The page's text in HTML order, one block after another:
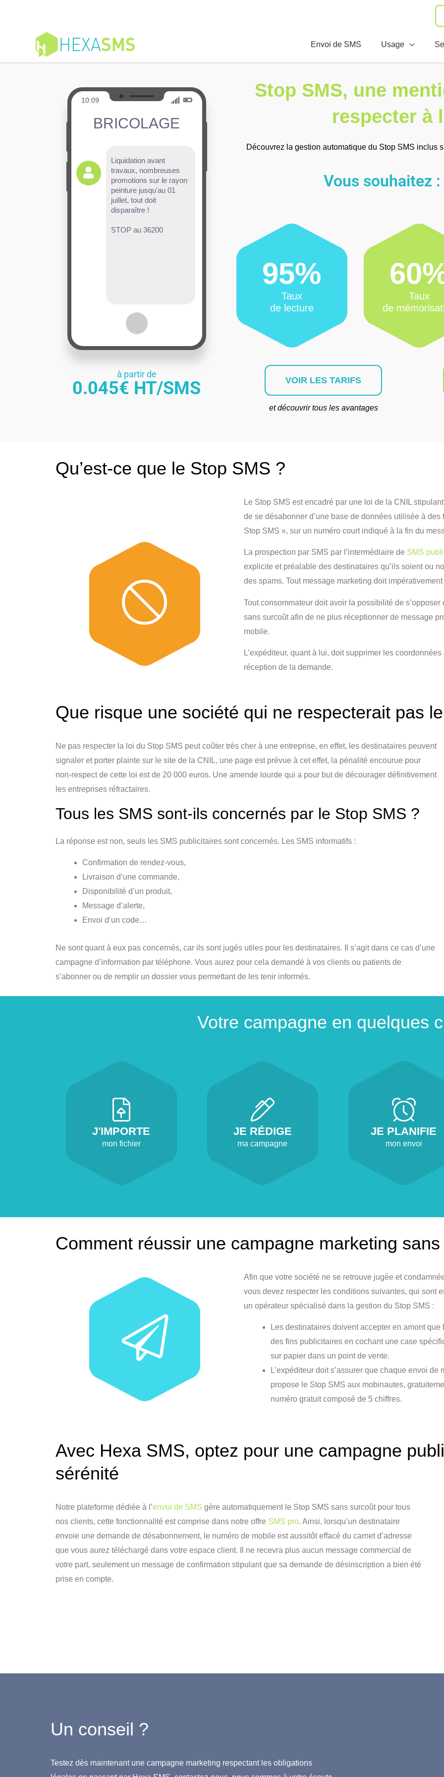
Envoi de SMS Usage
10:09
BRICOLAGE
Liquidation avant
travaux, nombreuses
promotions sur le rayon
peinture jusqu'au 01
juillet, tout doit
disparaître !
STOP au 36200
à partir de
0.045€ HT/SMS
Stop SMS, une
respecter à
Découvrez la gestion automatique du Stop SMS inclus
Vous
95%
Taux
de lecture
Taux
de
VOIR LES TARIFS
et découvrir tous les avantages
Qu’est-ce que le Stop SMS ?
Le Stop SMS est encadré par une loi de la CNIL
de se désabonner d’une base de données utilisée à
Stop SMS », sur un numéro court indiqué à la fin du
La prospection par SMS par l’intermédiaire de SMS
explicite et préalable des destinataires qu’ils soient ou
des spams. Tout message marketing doit
Tout consommateur doit avoir la possibilité de
sans surcoût afin de ne plus réceptionner de message
mobile.
L’expéditeur, quant à lui, doit supprimer les
réception de la demande.
Que risque une société qui ne respecterait pas
Ne pas respecter la loi du Stop SMS peut coûter très cher à une entreprise, en effet, les destinataires peuvent
signaler et porter plainte sur le site de la CNIL, une page est prévue à cet effet, la pénalité encourue pour
non-respect de cette loi est de 20 000 euros. Une amende lourde qui a pour but de décourager définitivement
les entreprises réfractaires.
Tous les SMS sont-ils concernés par le Stop SMS ?
La réponse est non, seuls les SMS publicitaires sont concernés. Les SMS informatifs :
Confirmation de rendez-vous,
Livraison d’une commande,
Disponibilité d’un produit,
Message d’alerte,
Envoi d’un code…
Ne sont quant à eux pas concernés, car ils sont jugés utiles pour les destinataires. Il s’agit dans ce cas d’une
campagne d’information par téléphone. Vous aurez pour cela demandé à vos clients ou patients de
s’abonner ou de remplir un dossier vous permettant de les tenir informés.
Votre campagne en quelques
J'IMPORTE
mon fichier
JE RÉDIGE
ma campagne
JE PLANIFIE
mon envoi
Comment réussir une campagne marketing
Afin que votre société ne se retrouve jugée et
vous devez respecter les conditions suivantes, qui sont
un opérateur spécialisé dans la gestion du Stop SMS :
Les destinataires doivent accepter en amont
des fins publicitaires en cochant une case
sur papier dans un point de vente.
L’expéditeur doit s’assurer que chaque envoi
propose le Stop SMS aux mobinautes,
numéro gratuit composé de 5 chiffres.
Avec Hexa SMS, optez pour une campagne
sérénité
Notre plateforme dédiée à l’envoi de SMS gère automatiquement le Stop SMS sans surcoût pour tous
nos clients, cette fonctionnalité est comprise dans notre offre SMS pro. Ainsi, lorsqu’un destinataire
envoie une demande de désabonnement, le numéro de mobile est aussitôt effacé du carnet d’adresse
que vous aurez téléchargé dans votre espace client. Il ne recevra plus aucun message commercial de
votre part, seulement un message de confirmation stipulant que sa demande de désinscription a bien été
prise en compte.
Un conseil ?
Testez dès maintenant une campagne marketing respectant les obligations